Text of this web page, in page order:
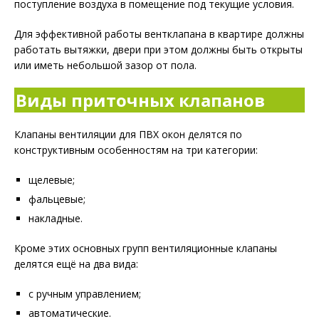
поступление воздуха в помещение под текущие условия.
Для эффективной работы вентклапана в квартире должны
работать вытяжки, двери при этом должны быть открыты
или иметь небольшой зазор от пола.
Виды приточных клапанов
Клапаны вентиляции для ПВХ окон делятся по
конструктивным особенностям на три категории:
щелевые;
фальцевые;
накладные.
Кроме этих основных групп вентиляционные клапаны
делятся ещё на два вида:
с ручным управлением;
автоматические.